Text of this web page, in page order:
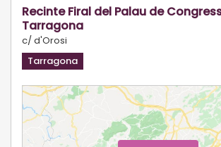
Recinte Firal del Palau de
Tarragona
c/ d'Orosi
Tarragona